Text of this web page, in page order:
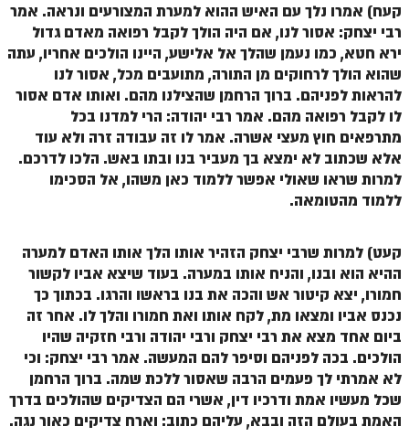
זוהר נשא למתקדמים
זוהר בהעלותך למתחילים
זוהר בהעלותך למתקדמים
זוהר שלח לך למתחילים
זוהר שלח לך למתקדמים
זוהר קורח למתקדמים
חוקת למתחילים
זוהר בלק למתחילים
זוהר בלק למתקדמים
זוהר פנחס למתחילים
קעח) אמרו נלך עם האיש ההוא למערת המצורעים ונראה. אמר
רבי יצחק: אסור לנו, אם היה הולך לקבל רפואה מאדם גדול
ירא חטא, כמו נעמן שהלך אל אלישע, היינו הולכים אחריו, עתה
שהוא הולך לרחוקים מן התורה, מתועבים מכל, אסור לנו
להראות לפניהם. ברוך הרחמן שהצילנו מהם. ואותו אדם אסור
לו לקבל רפואה מהם. אמר רבי יהודה: הרי למדנו בכל
מתרפאים חוץ מעצי אשרה. אמר לו זה עבודה זרה ולא עוד
אלא שכתוב לא ימצא בך מעביר בנו ובתו באש. הלכו לדרכם.
למרות שראו שאולי אפשר ללמוד כאן משהו, אל הסכימו
ללמוד מהטומאה.
קעט) למרות שרבי יצחק הזהיר אותו הלך אותו האדם למערה
ההיא הוא ובנו, והניח אותו במערה. בעוד שיצא אביו לקשור
חמורו, יצא קיטור אש והכה את בנו בראשו והרגו. בכתוך כך
נכנס אביו ומצאו מת, לקח אותו ואת חמורו והלך לו. אחר זה
ביום אחד מצא את רבי יצחק ורבי יהודה ורבי חזקיה שהיו
הולכים. בכה לפניהם וסיפר להם המעשה. אמר רבי יצחק: וכי
לא אמרתי לך פעמים הרבה שאסור ללכת שמה. ברוך הרחמן
שכל מעשיו אמת ודרכיו דין, אשרי הם הצדיקים שהולכים בדרך
האמת בעולם הזה ובבא, עליהם כתוב: וארח צדיקים כאור נגה.